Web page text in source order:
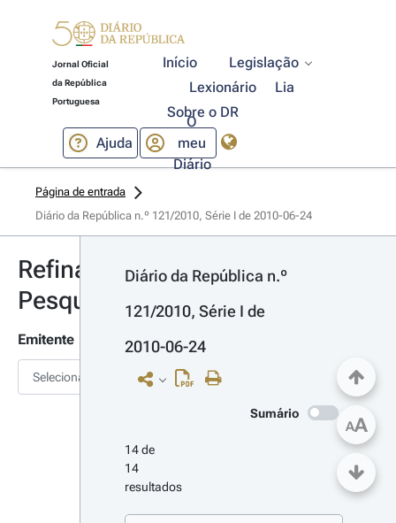
Jornal Oficial
da República
Portuguesa
Início
Legislação
Lexionário
Lia
Sobre o DR
Ajuda
O
meu
Diário
Página de entrada
Diário da República n.º 121/2010, Série I de 2010-06-24
Refinar
Pesquisa
Emitente
Selecionar
Diário da República n.º
121/2010, Série I de
2010-06-24
Sumário
14 de
14
resultados
AA